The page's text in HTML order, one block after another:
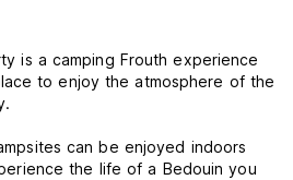
is a camping Frouth experience
to enjoy the atmosphere of the
can be enjoyed indoors
the life of a Bedouin you